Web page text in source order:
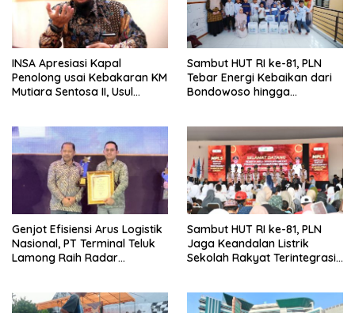
INSA Apresiasi Kapal
Penolong usai Kebakaran KM
Mutiara Sentosa II, Usul
Sambut HUT RI ke-81, PLN
Tebar Energi Kebaikan dari
Bondowoso hingga
Genjot Efisiensi Arus Logistik
Nasional, PT Terminal Teluk
Lamong Raih Radar
Sambut HUT RI ke-81, PLN
Jaga Keandalan Listrik
Sekolah Rakyat Terintegrasi 1